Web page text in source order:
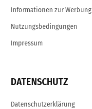
Informationen zur Werbung
Nutzungsbedingungen
Impressum
DATENSCHUTZ
Datenschutzerklärung